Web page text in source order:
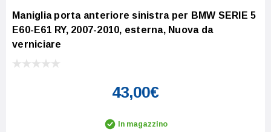
Maniglia porta anteriore sinistra per BMW SERIE 5
E60-E61 RY, 2007-2010, esterna, Nuova da
verniciare
43,00€
In magazzino